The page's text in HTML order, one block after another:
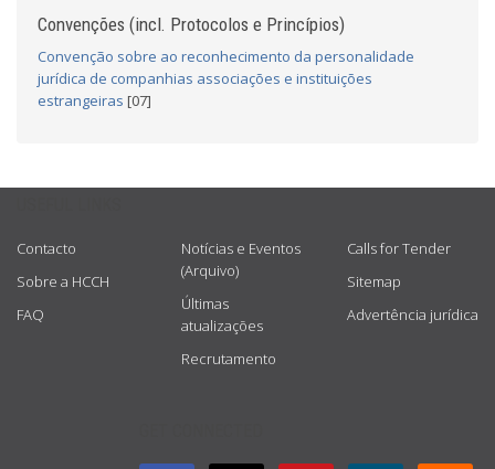
Convenções (incl. Protocolos e Princípios)
Convenção sobre ao reconhecimento da personalidade
jurídica de companhias associações e instituições
estrangeiras [07]
Contacto
Sobre a HCCH
FAQ
Notícias e Eventos
(Arquivo)
Últimas
atualizações
Recrutamento
Calls for Tender
Sitemap
Advertência jurídica